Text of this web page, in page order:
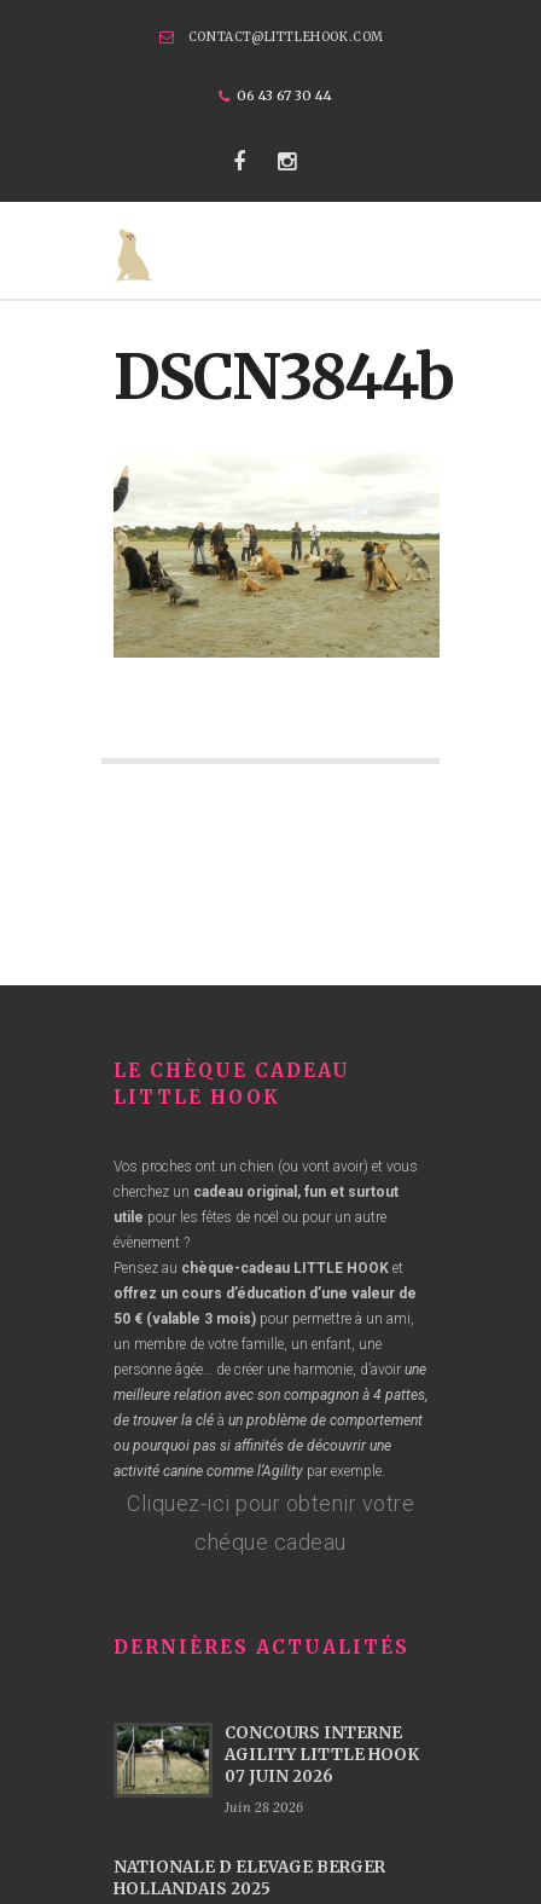
CONTACT@LITTLEHOOK.COM
06 43 67 30 44
DSCN3844b
LE CHÈQUE CADEAU
LITTLE HOOK
Vos proches ont un chien (ou vont avoir) et vous
cherchez un cadeau original , fun et surtout
utile pour les fêtes de noël ou pour un autre
évènement ?
Pensez au chèque-cadeau LITTLE HOOK et
offrez un cours d’éducation d’une valeur de
50 € (valable 3 mois) pour permettre à un ami,
un membre de votre famille, un enfant, une
personne âgée… de créer une harmonie, d’avoir une
meilleure relation avec son compagnon à 4 pattes,
de trouver la clé à un problème de comportement
ou pourquoi pas si affinités de découvrir une
activité canine comme l’Agility par exemple.
Cliquez-ici pour obtenir votre
chéque cadeau
DERNIÈRES ACTUALITÉS
CONCOURS INTERNE
AGILITY LITTLE HOOK
07 JUIN 2026
Juin 28 2026
NATIONALE D ELEVAGE BERGER
HOLLANDAIS 2025